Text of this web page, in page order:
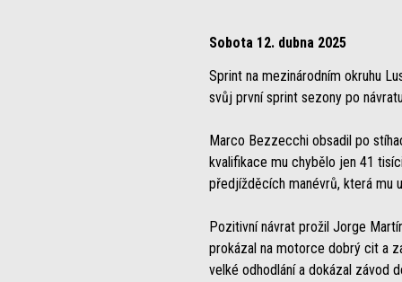
Sobota 12. dubna 2025
Sprint na mezinárodním okruhu
svůj první sprint sezony po
Marco Bezzecchi obsadil po
kvalifikace mu chybělo jen 41
předjížděcích manévrů, která mu
Pozitivní návrat prožil Jorge
prokázal na motorce dobrý cit a
velké odhodlání a dokázal závod